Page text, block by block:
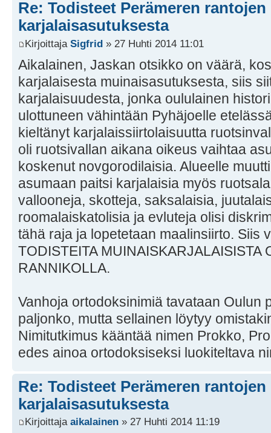
Re: Todisteet Perämeren rantojen
karjalaisasutuksesta
Kirjoittaja Sigfrid » 27 Huhti 2014 11:01
Aikalainen, Jaskan otsikko on väärä,
karjalaisesta muinaisasutuksesta, siis
karjalaisuudesta, jonka oululainen
ulottuneen vähintään Pyhäjoelle
kieltänyt karjalaissiirtolaisuutta
oli ruotsivallan aikana oikeus vaihtaa
koskenut novgorodilaisia. Alueelle
asumaan paitsi karjalaisia myös
vallooneja, skotteja, saksalaisia,
roomalaiskatolisia ja evluteja olisi
tähä raja ja lopetetaan maalinsiirto. Siis
TODISTEITA MUINAISKARJALAISISTA
RANNIKOLLA.
Vanhoja ortodoksinimiä tavataan Oulun
paljonko, mutta sellainen löytyy
Nimitutkimus kääntää nimen Prokko,
edes ainoa ortodoksiseksi luokiteltava
Re: Todisteet Perämeren rantojen
karjalaisasutuksesta
Kirjoittaja aikalainen » 27 Huhti 2014 11:19